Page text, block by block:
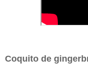
Coquito de